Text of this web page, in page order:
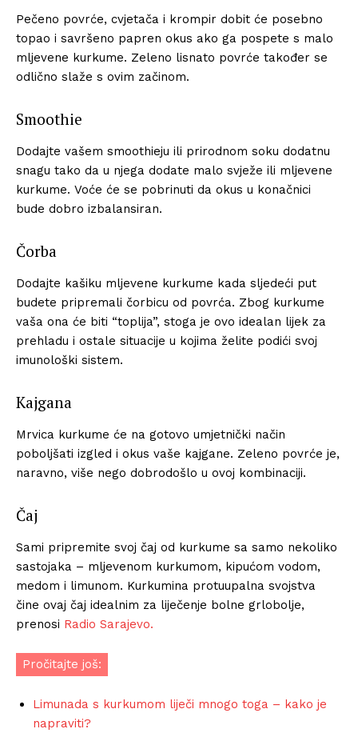
Pečeno povrće, cvjetača i krompir dobit će posebno
topao i savršeno papren okus ako ga pospete s malo
mljevene kurkume. Zeleno lisnato povrće također se
odlično slaže s ovim začinom.
Smoothie
Dodajte vašem smoothieju ili prirodnom soku dodatnu
snagu tako da u njega dodate malo svježe ili mljevene
kurkume. Voće će se pobrinuti da okus u konačnici
bude dobro izbalansiran.
Čorba
Dodajte kašiku mljevene kurkume kada sljedeći put
budete pripremali čorbicu od povrća. Zbog kurkume
vaša ona će biti “toplija”, stoga je ovo idealan lijek za
prehladu i ostale situacije u kojima želite podići svoj
imunološki sistem.
Kajgana
Mrvica kurkume će na gotovo umjetnički način
poboljšati izgled i okus vaše kajgane. Zeleno povrće je,
naravno, više nego dobrodošlo u ovoj kombinaciji.
Čaj
Sami pripremite svoj čaj od kurkume sa samo nekoliko
sastojaka – mljevenom kurkumom, kipućom vodom,
medom i limunom. Kurkumina protuupalna svojstva
čine ovaj čaj idealnim za liječenje bolne grlobolje,
prenosi Radio Sarajevo.
Pročitajte još:
Limunada s kurkumom liječi mnogo toga – kako je
napraviti?